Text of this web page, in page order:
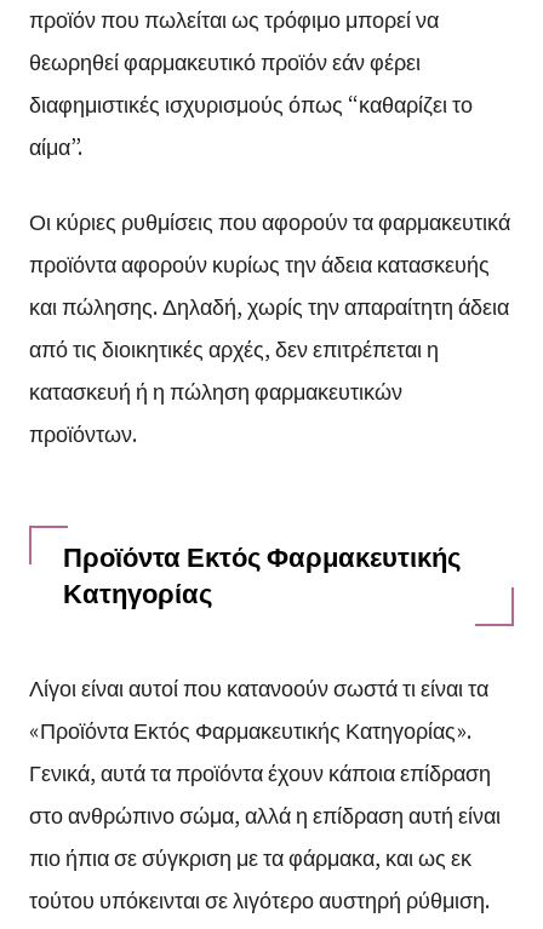
προϊόν που πωλείται ως τρόφιμο μπορεί να
θεωρηθεί φαρμακευτικό προϊόν εάν φέρει
διαφημιστικές ισχυρισμούς όπως “καθαρίζει το
αίμα”.
Οι κύριες ρυθμίσεις που αφορούν τα φαρμακευτικά
προϊόντα αφορούν κυρίως την άδεια κατασκευής
και πώλησης. Δηλαδή, χωρίς την απαραίτητη άδεια
από τις διοικητικές αρχές, δεν επιτρέπεται η
κατασκευή ή η πώληση φαρμακευτικών
προϊόντων.
Προϊόντα Εκτός Φαρμακευτικής
Κατηγορίας
Λίγοι είναι αυτοί που κατανοούν σωστά τι είναι τα
«Προϊόντα Εκτός Φαρμακευτικής Κατηγορίας».
Γενικά, αυτά τα προϊόντα έχουν κάποια επίδραση
στο ανθρώπινο σώμα, αλλά η επίδραση αυτή είναι
πιο ήπια σε σύγκριση με τα φάρμακα, και ως εκ
τούτου υπόκεινται σε λιγότερο αυστηρή ρύθμιση.